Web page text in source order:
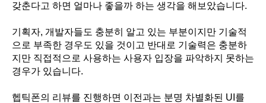
갖춘다고 하면 얼마나 좋을까 하는 생각을 해보았습니다.
기획자, 개발자들도 충분히 알고 있는 부분이지만 기술적
으로 부족한 경우도 있을 것이고 반대로 기술력은 충분하
지만 직접적으로 사용하는 사용자 입장을 파악하지 못하는
경우가 있습니다.
헵틱폰의 리뷰를 진행하면 이전과는 분명 차별화된 UI를